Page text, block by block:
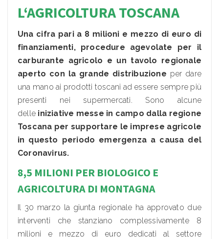
L‘AGRICOLTURA TOSCANA
Una cifra pari a 8 milioni e mezzo di euro di
finanziamenti, procedure agevolate per il
carburante agricolo e un tavolo regionale
aperto con la grande distribuzione per dare
una mano ai prodotti toscani ad essere sempre più
presenti nei supermercati. Sono alcune
delle iniziative messe in campo dalla regione
Toscana per supportare le imprese agricole
in questo periodo emergenza a causa del
Coronavirus.
8,5 MILIONI PER BIOLOGICO E
AGRICOLTURA DI MONTAGNA
Il 30 marzo la giunta regionale ha approvato due
interventi che stanziano complessivamente 8
milioni e mezzo di euro dedicati al settore